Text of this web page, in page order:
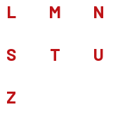
L M N
S T U
Z